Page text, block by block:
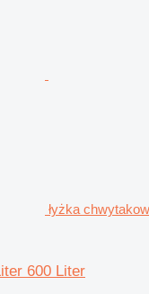
łyżka
600 Liter